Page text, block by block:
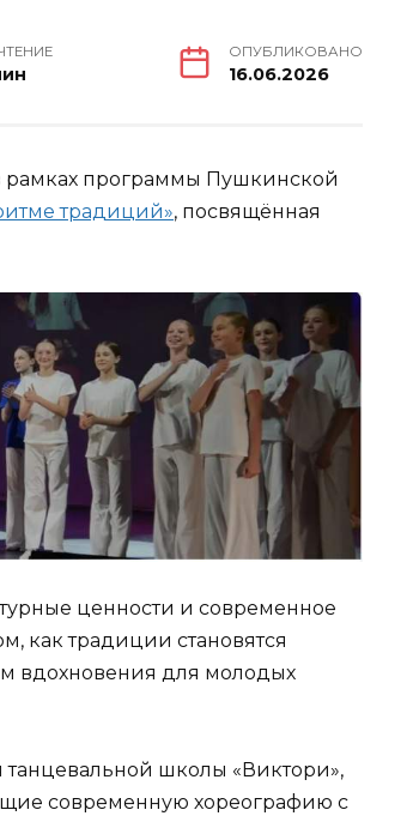
ОПУБЛИКОВАНО
16.06.2026
рамках программы Пушкинской
традиций», посвящённая
ценности и современное
как традиции становятся
вдохновения для молодых
танцевальной школы «Виктори»,
современную хореографию с